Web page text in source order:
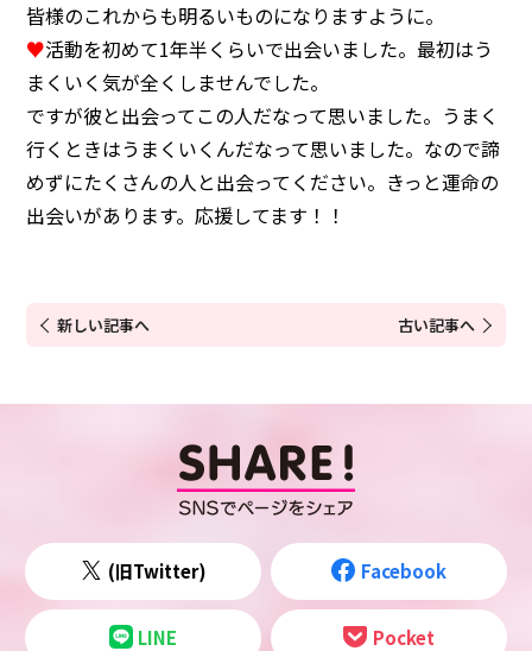
皆様のこれからも明るいものになりますように。
♥活動を初めて1年半くらいで出会いました。最初はう
まくいく気が全くしませんでした。
ですが彼と出会ってこの人だなって思いました。うまく
行くときはうまくいくんだなって思いました。なので諦
めずにたくさんの人と出会ってください。きっと運命の
出会いがあります。応援してます！！
新しい記事へ 古い記事へ
(旧Twitter) Facebook
LINE Pocket